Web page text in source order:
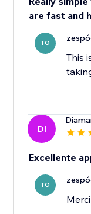
are fast and
TO
This
DI
Excellente
TO